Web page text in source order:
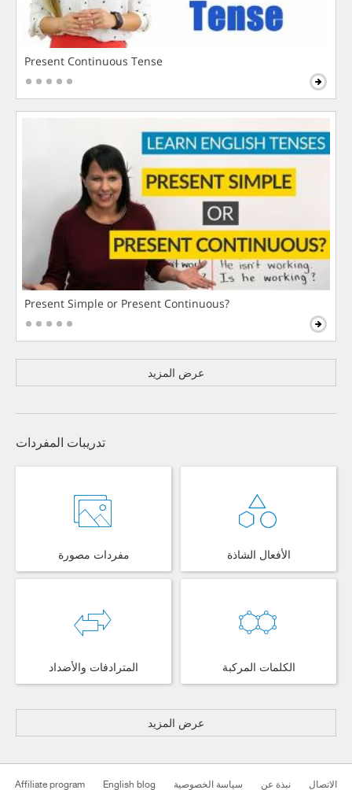
Present Continuous Tense
Present Simple or Present Continuous?
عرض المزيد
تدريبات المفردات
مفردات مصورة الأفعال الشاذة
المترادفات والأضداد الكلمات المركبة
عرض المزيد
Affiliate program English blog سياسة الخصوصية نبذة عن الاتصال